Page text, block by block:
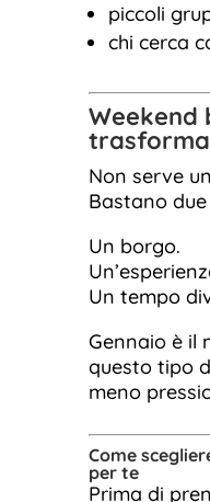
piccoli
chi cerca
Weekend
Non serve
Bastano
Un borgo.
Un tempo
Gennaio è il
questo tipo
meno
Come
per te
Prima di